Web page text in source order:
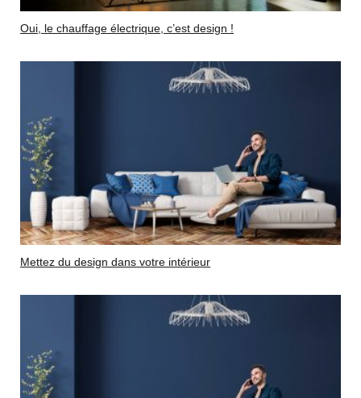
Oui, le chauffage électrique, c’est design !
Mettez du design dans votre intérieur